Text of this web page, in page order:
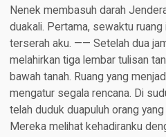
Nenek membasuh darah
duakali. Pertama, sewaktu
terserah aku. —— Setelah dua
melahirkan tiga lembar tulisan
bawah tanah. Ruang yang
mengatur segala rencana. Di
telah duduk duapuluh orang
Mereka melihat kehadiranku